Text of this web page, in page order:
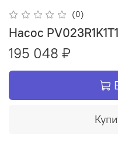
(0)
Насос
195 048 ₽